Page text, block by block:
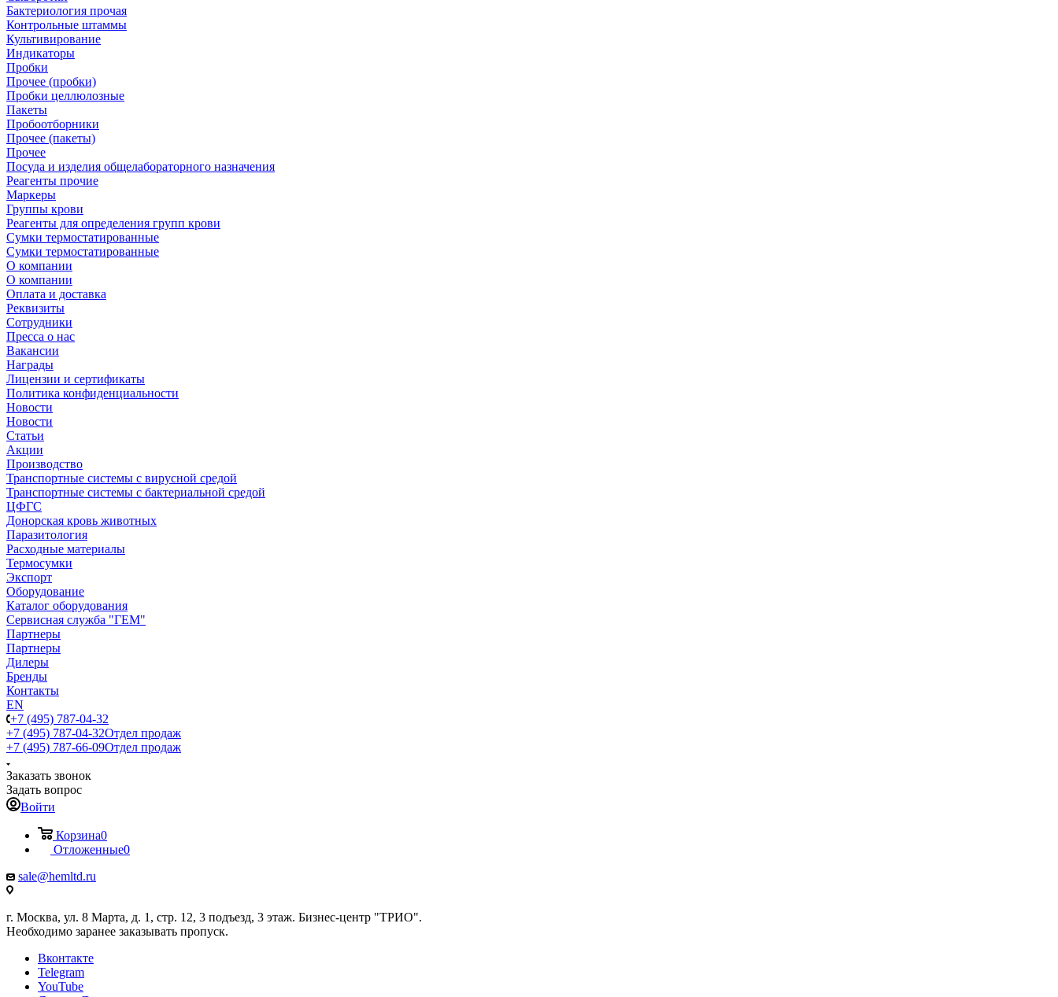
Бактериология прочая
Контрольные штаммы
Культивирование
Индикаторы
Пробки
Прочее (пробки)
Пробки целлюлозные
Пакеты
Пробоотборники
Прочее (пакеты)
Прочее
Посуда и изделия общелабораторного назначения
Реагенты прочие
Маркеры
Группы крови
Реагенты для определения групп крови
Сумки термостатированные
Сумки термостатированные
О компании
О компании
Оплата и доставка
Реквизиты
Сотрудники
Пресса о нас
Вакансии
Награды
Лицензии и сертификаты
Политика конфиденциальности
Новости
Новости
Статьи
Акции
Производство
Транспортные системы с вирусной средой
Транспортные системы с бактериальной средой
ЦФГС
Донорская кровь животных
Паразитология
Расходные материалы
Термосумки
Экспорт
Оборудование
Каталог оборудования
Сервисная служба "ГЕМ"
Партнеры
Партнеры
Дилеры
Бренды
Контакты
EN
+7 (495) 787-04-32
+7 (495) 787-04-32Отдел продаж
+7 (495) 787-66-09Отдел продаж
Заказать звонок
Задать вопрос
Войти
Корзина0
Отложенные0
sale@hemltd.ru
г. Москва, ул. 8 Марта, д. 1, стр. 12, 3 подъезд, 3 этаж. Бизнес-центр "ТРИО".
Необходимо заранее заказывать пропуск.
Вконтакте
Telegram
YouTube